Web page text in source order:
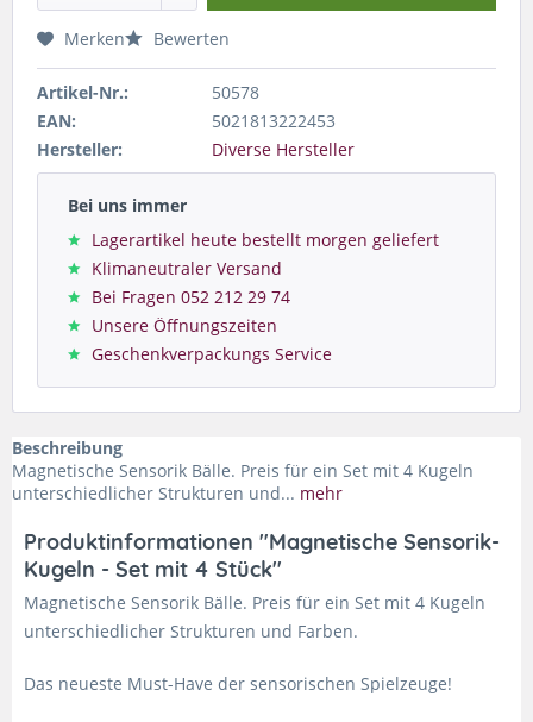
Merken Bewerten
Artikel-Nr.:
50578
EAN:
5021813222453
Hersteller:
Diverse Hersteller
Bei uns immer
Lagerartikel heute bestellt morgen geliefert
Klimaneutraler Versand
Bei Fragen 052 212 29 74
Unsere Öffnungszeiten
Geschenkverpackungs Service
Beschreibung
Magnetische Sensorik Bälle. Preis für ein Set mit 4 Kugeln
unterschiedlicher Strukturen und... mehr
Produktinformationen "Magnetische Sensorik-
Kugeln - Set mit 4 Stück"
Magnetische Sensorik Bälle. Preis für ein Set mit 4 Kugeln
unterschiedlicher Strukturen und Farben.
Das neueste Must-Have der sensorischen Spielzeuge!